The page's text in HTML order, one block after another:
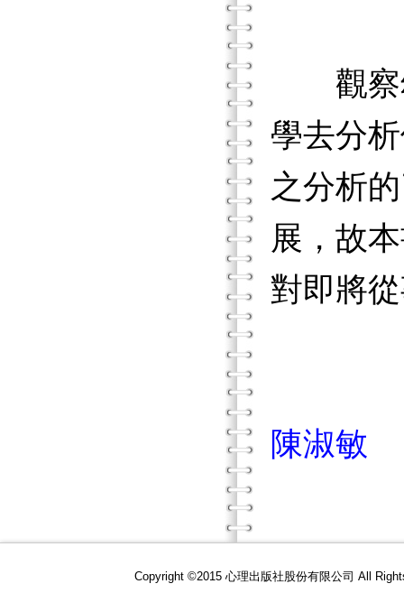
觀察幼
學去分
之分析
展，故
對即將
陳淑敏
Copyright ©2015 心理出版社股份有限公司 All